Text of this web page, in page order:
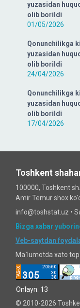
yuzasidan
olib borildi
01/05/2026
Qonunchilikga
yuzasidan
olib borildi
24/04/2026
Qonunchilikga
yuzasidan
olib borildi
17/04/2026
Toshkent
100000, Toshkent
Amir Temur shox
info@toshstat.uz •
Bizga xabar
Veb-saytdan
Ma`lumotda xato
Onlayn: 13
© 2010-2026